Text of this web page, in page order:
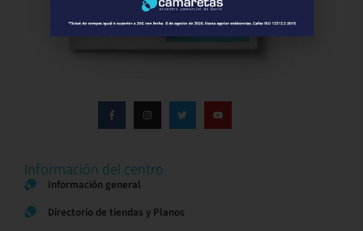
Información del centro
Información general
Directorio de tiendas y Planos